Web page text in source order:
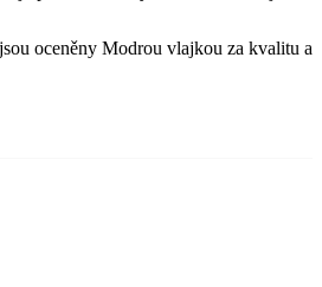
oceněny Modrou vlajkou za kvalitu a